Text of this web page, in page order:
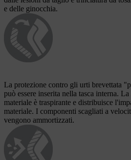
e delle ginocchia.
La protezione contro gli urti brevettata
può essere inserita nella tasca interna.
materiale è traspirante e distribuisce
materiale. I componenti scagliati a
vengono ammortizzati.